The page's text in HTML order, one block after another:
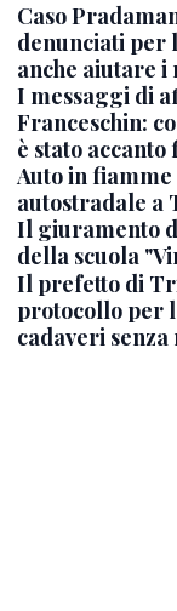
Caso
denunciati per
anche aiutare i
I messaggi di
Franceschin:
è stato
Auto in
autostradale a
Il giuramento
della scuola
Il prefetto di
protocollo per
cadaveri senza